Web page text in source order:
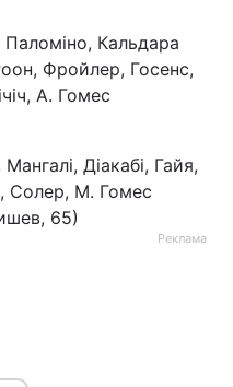
Паломіно, Кальдара
Фройлер, Госенс,
А. Гомес
Діакабі, Гайя,
Солер, М. Гомес
65)
Реклама